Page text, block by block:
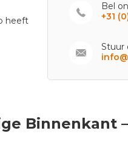
heeft
Bel
+31
Stuur
Binnenkant